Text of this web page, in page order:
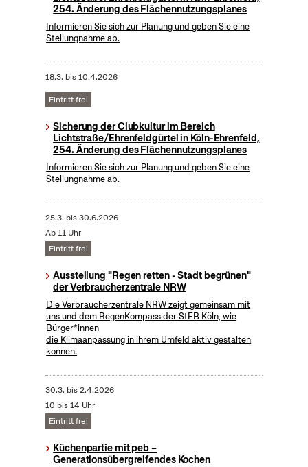
254. Änderung des Flächennutzungsplanes
Informieren Sie sich zur Planung und geben Sie eine
Stellungnahme ab.
18.3. bis10.4.2026
Eintritt frei
Sicherung der Clubkultur im Bereich
Lichtstraße/Ehrenfeldgürtel in Köln-Ehrenfeld,
254. Änderung des Flächennutzungsplanes
Informieren Sie sich zur Planung und geben Sie eine
Stellungnahme ab.
25.3. bis30.6.2026
Ab 11 Uhr
Eintritt frei
Ausstellung "Regen retten - Stadt begrünen"
der Verbraucherzentrale NRW
Die Verbraucherzentrale NRW zeigt gemeinsam mit
uns und dem RegenKompass der StEB Köln, wie
Bürger*innen
die Klimaanpassung in ihrem Umfeld aktiv gestalten
können.
30.3. bis2.4.2026
10 bis 14 Uhr
Eintritt frei
Küchenpartie mit peb –
Generationsübergreifendes Kochen